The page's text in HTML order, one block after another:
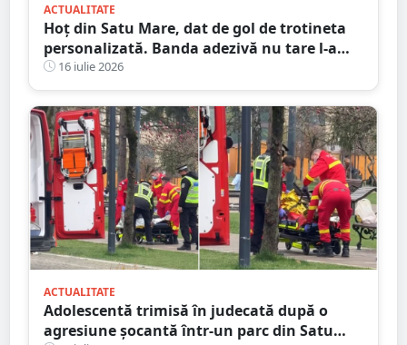
ACTUALITATE
Hoț din Satu Mare, dat de gol de trotineta
personalizată. Banda adezivă nu tare l-a
ajutat
16 iulie 2026
ACTUALITATE
Adolescentă trimisă în judecată după o
agresiune șocantă într-un parc din Satu